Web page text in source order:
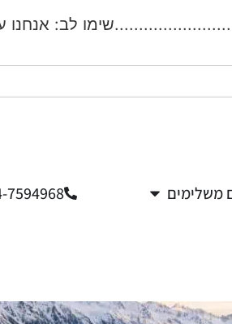
לב:
משלימים 7594968